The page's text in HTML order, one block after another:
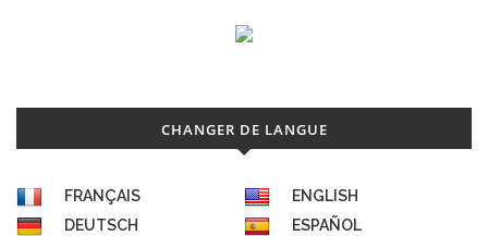
CHANGER DE LANGUE
FRANÇAIS
ENGLISH
DEUTSCH
ESPAÑOL